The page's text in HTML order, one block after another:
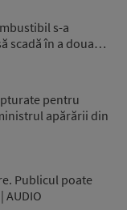
s-a
scadă în a doua…
pentru
apărării din
Publicul poate